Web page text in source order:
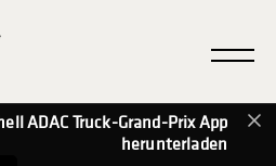
ADAC Truck-Grand-Prix App
herunterladen